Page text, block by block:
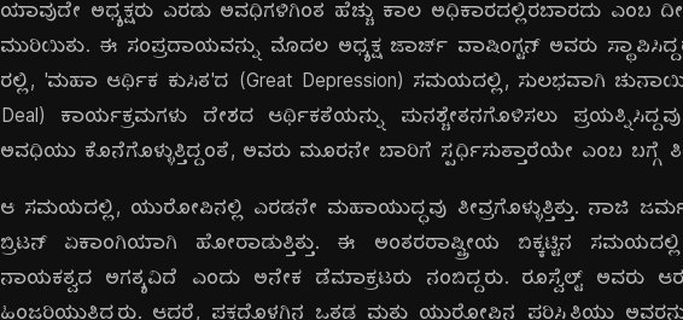
ಯಾವುದೇ ಅಧ್ಯಕ್ಷರು ಎರಡು ಅವಧಿಗಳಿಗಿಂತ ಹೆಚ್ಚು ಕಾಲ ಅಧಿಕಾರದಲ್ಲಿರಬಾರದು ಎಂಬ
ಮುರಿಯಿತು. ಈ ಸಂಪ್ರದಾಯವನ್ನು ಮೊದಲ ಅಧ್ಯಕ್ಷ ಜಾರ್ಜ್ ವಾಷಿಂಗ್ಟನ್ ಅವರು
ರಲ್ಲಿ, 'ಮಹಾ ಆರ್ಥಿಕ ಕುಸಿತ'ದ (Great Depression) ಸಮಯದಲ್ಲಿ, ಸುಲಭವಾಗಿ
Deal) ಕಾರ್ಯಕ್ರಮಗಳು ದೇಶದ ಆರ್ಥಿಕತೆಯನ್ನು ಪುನಶ್ಚೇತನಗೊಳಿಸಲು
ಅವಧಿಯು ಕೊನೆಗೊಳ್ಳುತ್ತಿದ್ದಂತೆ, ಅವರು ಮೂರನೇ ಬಾರಿಗೆ ಸ್ಪರ್ಧಿಸುತ್ತಾರೆಯೇ ಎಂಬ
ಆ ಸಮಯದಲ್ಲಿ, ಯುರೋಪಿನಲ್ಲಿ ಎರಡನೇ ಮಹಾಯುದ್ಧವು ತೀವ್ರಗೊಳ್ಳುತ್ತಿತ್ತು. ನಾಜಿ
ಬ್ರಿಟನ್ ಏಕಾಂಗಿಯಾಗಿ ಹೋರಾಡುತ್ತಿತ್ತು. ಈ ಅಂತರರಾಷ್ಟ್ರೀಯ ಬಿಕ್ಕಟ್ಟಿನ
ನಾಯಕತ್ವದ ಅಗತ್ಯವಿದೆ ಎಂದು ಅನೇಕ ಡೆಮಾಕ್ರಟರು ನಂಬಿದ್ದರು. ರೂಸ್ವೆಲ್ಟ್ ಅವರು